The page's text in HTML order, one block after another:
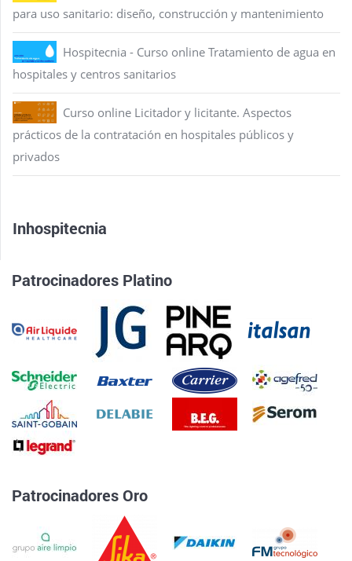
para uso sanitario: diseño, construcción y mantenimiento
Hospitecnia - Curso online Tratamiento de agua en
hospitales y centros sanitarios
Curso online Licitador y licitante. Aspectos
prácticos de la contratación en hospitales públicos y
privados
Inhospitecnia
Patrocinadores Platino
Patrocinadores Oro